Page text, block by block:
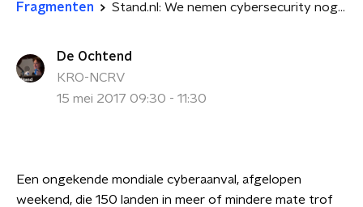
Fragmenten Stand.nl: We nemen cybersecurity nog altijd niet serieus genoeg
De Ochtend
KRO-NCRV
15 mei 2017 09:30 - 11:30
Een ongekende mondiale cyberaanval, afgelopen
weekend, die 150 landen in meer of mindere mate trof